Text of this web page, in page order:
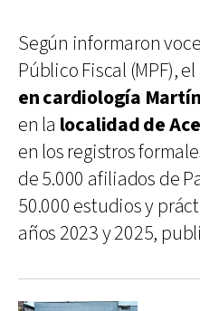
Según informaron
Público Fiscal (MPF), el
en cardiología
en la localidad de
en los registros
de 5.000 afiliados de
50.000 estudios y
años 2023 y 2025,